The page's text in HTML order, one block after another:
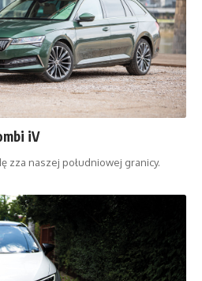
iV
zza naszej południowej granicy.